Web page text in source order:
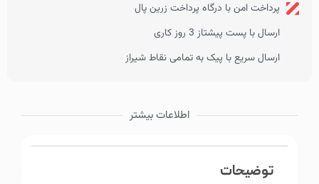
پرداخت امن با درگاه پرداخت زرین پال
ارسال با پست پیشتاز 3 روز کاری
ارسال سریع با پیک به تمامی نقاط شیراز
اطلاعات بیشتر
توضیحات